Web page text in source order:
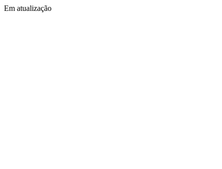
Em atualização